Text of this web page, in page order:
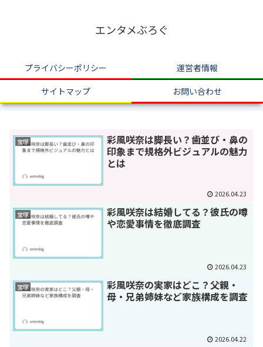
エンタメぶろぐ
プライバシーポリシー
運営者情報
サイトマップ
お問い合わせ
宝塚
彩風咲奈は脚長い？歯並び・鼻の
印象まで規格外ビジュアルの魅力
とは
2026.04.23
宝塚
彩風咲奈は結婚してる？彼氏の噂
や恋愛事情を徹底調査
2026.04.23
宝塚
彩風咲奈の実家はどこ？父親・
母・兄弟姉妹など家族構成を調査
2026.04.22